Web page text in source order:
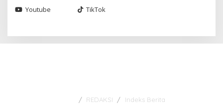
Youtube
TikTok
REDAKSI Indeks Berita